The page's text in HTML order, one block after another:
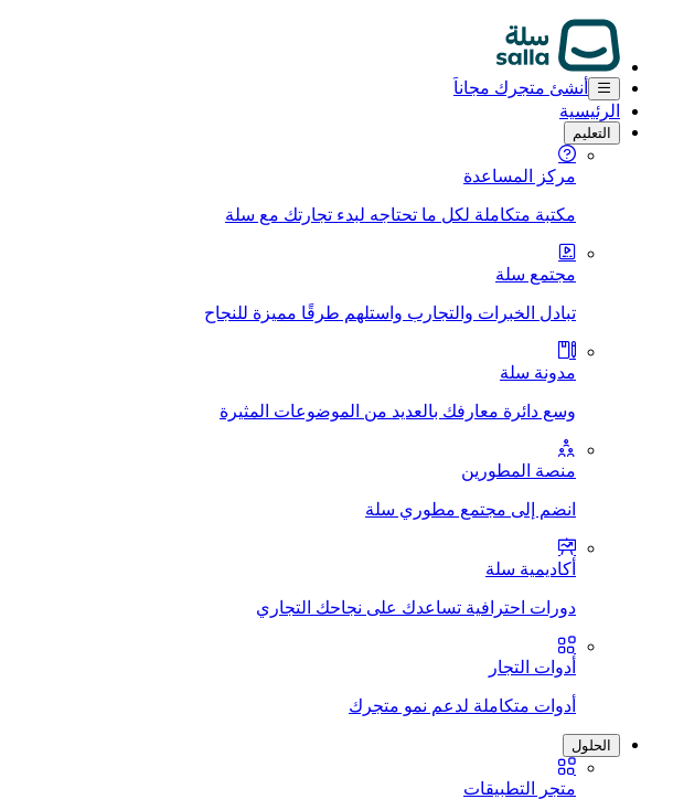
أنشئ متجرك مجاناَ
الرئيسية
التعليم
مركز المساعدة
مكتبة متكاملة لكل ما تحتاجه لبدء تجارتك مع سلة
مجتمع سلة
تبادل الخبرات والتجارب واستلهم طرقًا مميزة للنجاح
مدونة سلة
وسع دائرة معارفك بالعديد من الموضوعات المثيرة
منصة المطورين
انضم إلى مجتمع مطوري سلة
أكاديمية سلة
دورات احترافية تساعدك على نجاحك التجاري
أدوات التجار
أدوات متكاملة لدعم نمو متجرك
الحلول
متجر التطبيقات